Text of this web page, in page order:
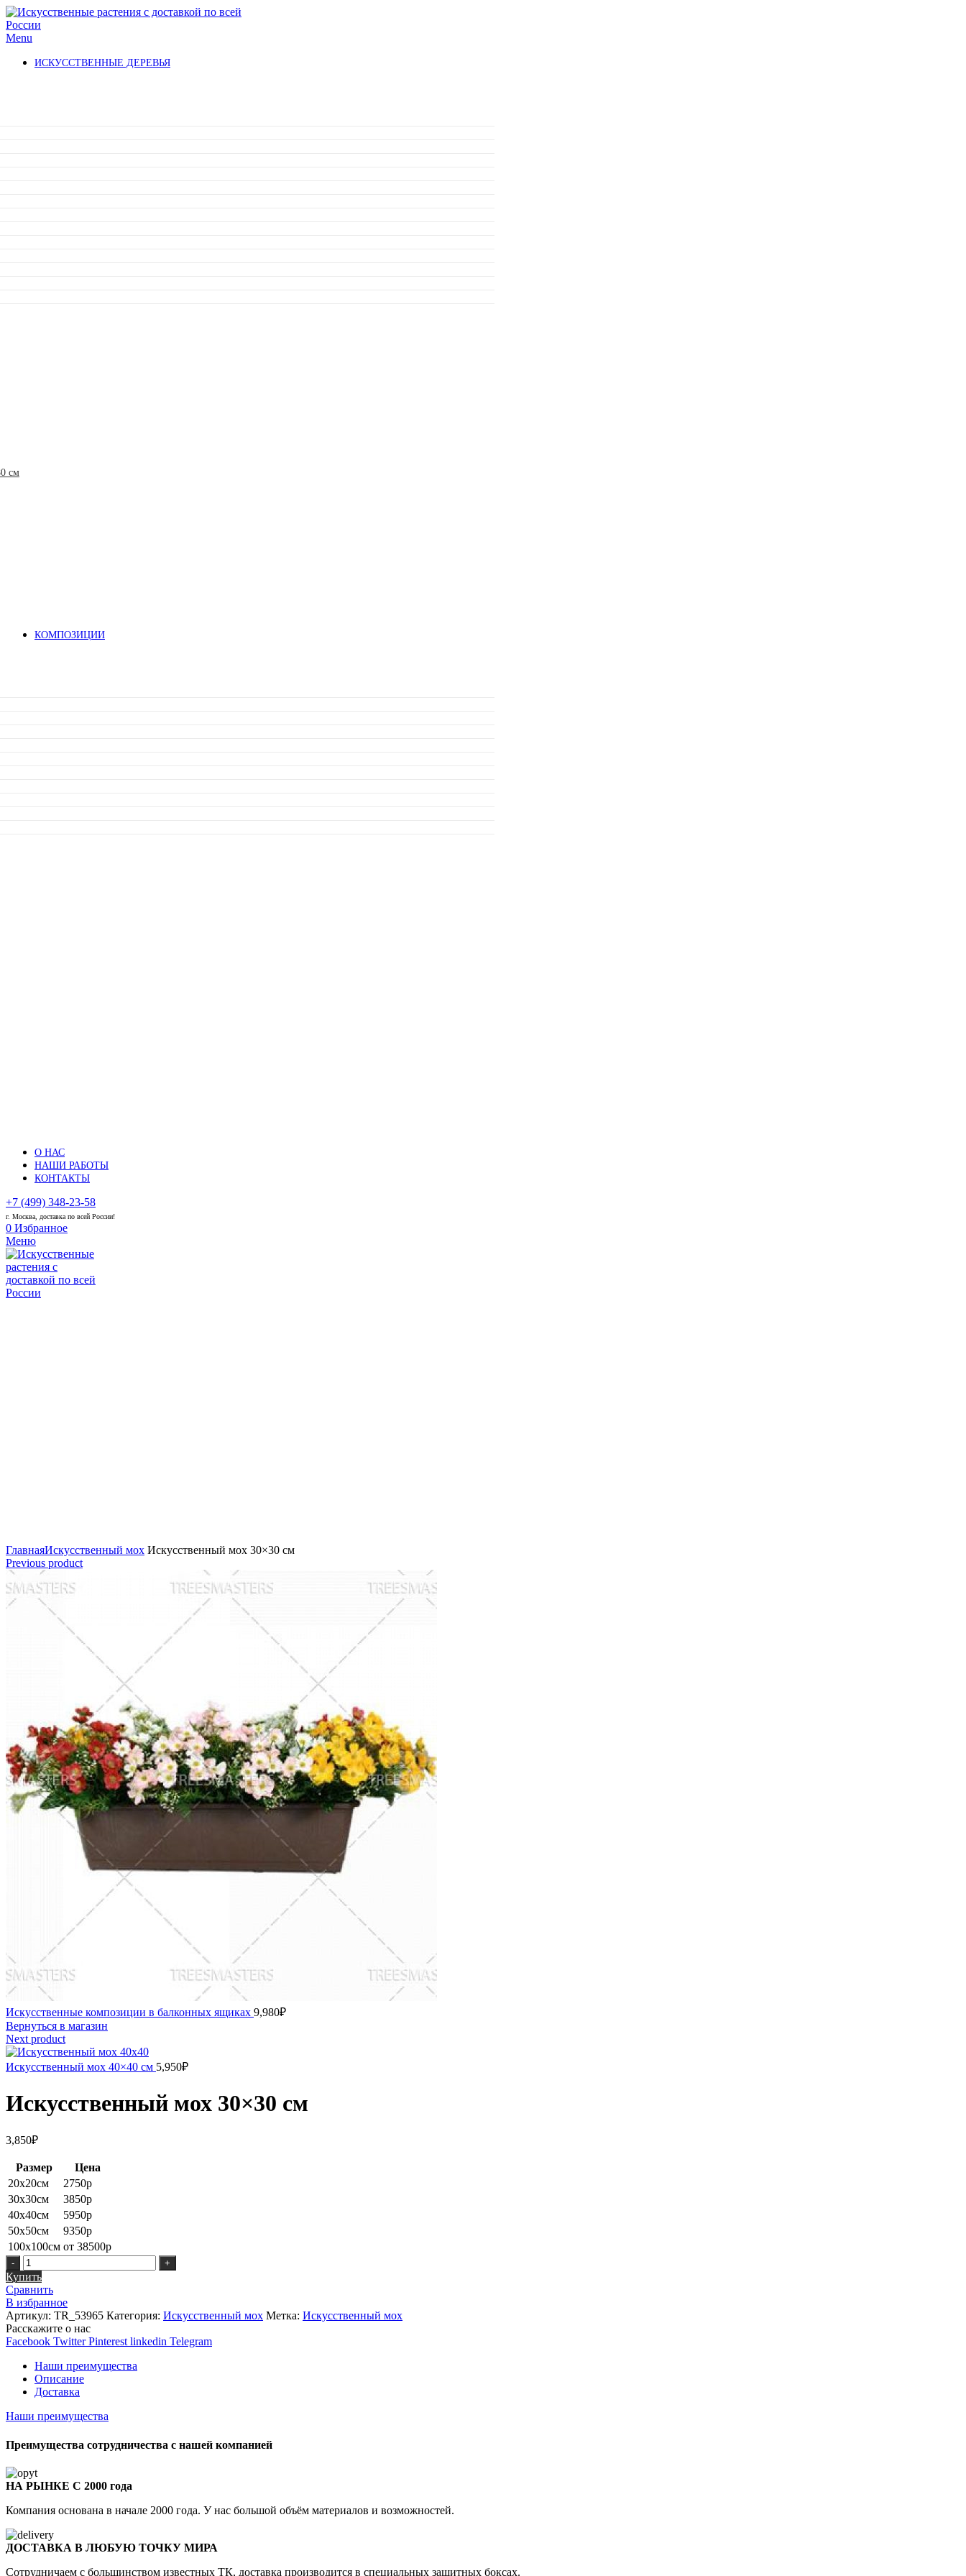
Menu
ИСКУССТВЕННЫЕ ДЕРЕВЬЯ
см
КОМПОЗИЦИИ
О НАС
НАШИ РАБОТЫ
КОНТАКТЫ
+7 (499) 348-23-58
г. Москва, доставка по всей России!
0 Избранное
Меню
ГлавнаяИскусственный мох Искусственный мох 30×30 см
Previous product
Искусственные композиции в балконных ящиках 9,980₽
Вернуться в магазин
Next product
Искусственный мох 40×40 см 5,950₽
Искусственный мох 30×30 см
3,850₽
Размер
Цена
20х20см
2750р
30х30см
3850р
40х40см
5950р
50х50см
9350р
100х100см от 38500р
Количество
Купить
Сравнить
В избранное
Артикул: TR_53965 Категория: Искусственный мох Метка: Искусственный мох
Расскажите о нас
Facebook Twitter Pinterest linkedin Telegram
Наши преимущества
Описание
Доставка
Наши преимущества
Преимущества сотрудничества с нашей компанией
НА РЫНКЕ С 2000 года
Компания основана в начале 2000 года. У нас большой объём материалов и возможностей.
ДОСТАВКА В ЛЮБУЮ ТОЧКУ МИРА
Сотрудничаем с большинством известных ТК, доставка производится в специальных защитных боксах.